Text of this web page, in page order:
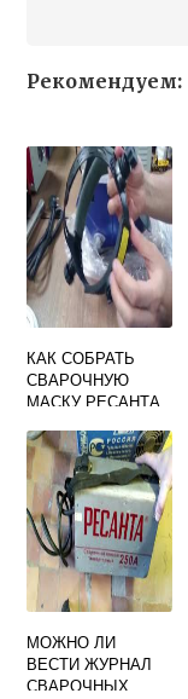
Рекомендуем:
КАК СОБРАТЬ
СВАРОЧНУЮ
МАСКУ РЕСАНТА
МОЖНО ЛИ
ВЕСТИ ЖУРНАЛ
СВАРОЧНЫХ